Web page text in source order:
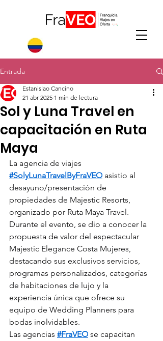
Entrada
Sol y Luna Travel en
capacitación en Ruta
Maya
Estanislao Cancino
21 abr 2025 1 min de lectura
La agencia de viajes
#SolyLunaTravelByFraVEO asistio al
desayuno/presentación de
propiedades de Majestic Resorts,
organizado por Ruta Maya Travel.
Durante el evento, se dio a conocer la
propuesta de valor del espectacular
Majestic Elegance Costa Mujeres,
destacando sus exclusivos servicios,
programas personalizados, categorías
de habitaciones de lujo y la
experiencia única que ofrece su
equipo de Wedding Planners para
bodas inolvidables.
Las agencias #FraVEO se capacitan